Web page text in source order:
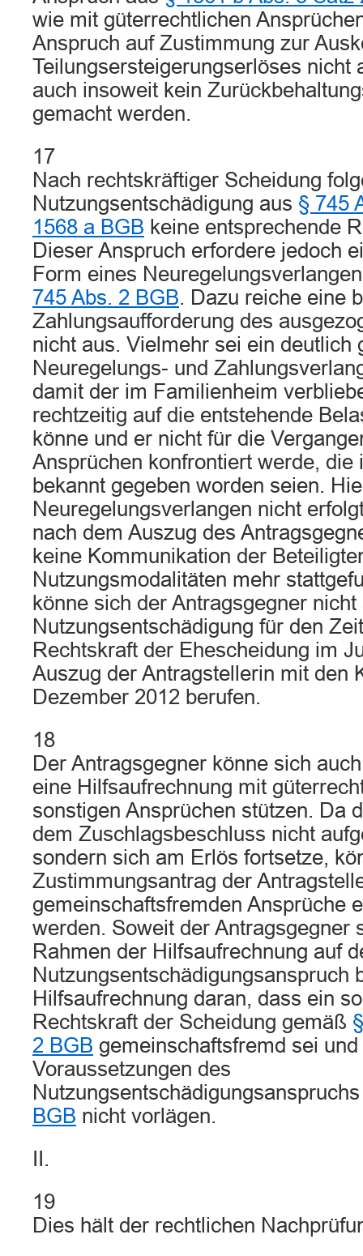
wie mit güterrechtlichen
Anspruch auf Zustimmung zur
Teilungsersteigerungserlöses nicht
auch insoweit kein
gemacht werden.
17
Nach rechtskräftiger Scheidung
Nutzungsentschädigung aus § 745
1568 a BGB keine entsprechende
Dieser Anspruch erfordere jedoch
Form eines
745 Abs. 2 BGB. Dazu reiche eine
Zahlungsaufforderung des
nicht aus. Vielmehr sei ein deutlich
Neuregelungs- und
damit der im Familienheim
rechtzeitig auf die entstehende
könne und er nicht für die
Ansprüchen konfrontiert werde, die
bekannt gegeben worden seien.
Neuregelungsverlangen nicht
nach dem Auszug des
keine Kommunikation der
Nutzungsmodalitäten mehr
könne sich der Antragsgegner nicht
Nutzungsentschädigung für den
Rechtskraft der Ehescheidung im
Auszug der Antragstellerin mit den
Dezember 2012 berufen.
18
Der Antragsgegner könne sich
eine Hilfsaufrechnung mit
sonstigen Ansprüchen stützen. Da
dem Zuschlagsbeschluss nicht
sondern sich am Erlös fortsetze,
Zustimmungsantrag der
gemeinschaftsfremden Ansprüche
werden. Soweit der Antragsgegner
Rahmen der Hilfsaufrechnung auf
Nutzungsentschädigungsanspruch
Hilfsaufrechnung daran, dass ein
Rechtskraft der Scheidung gemäß
2 BGB gemeinschaftsfremd sei und
Voraussetzungen des
BGB nicht vorlägen.
II.
19
Dies hält der rechtlichen